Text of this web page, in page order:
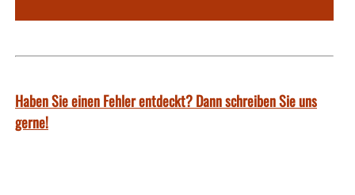
Haben Sie einen Fehler entdeckt? Dann schreiben Sie uns
gerne!